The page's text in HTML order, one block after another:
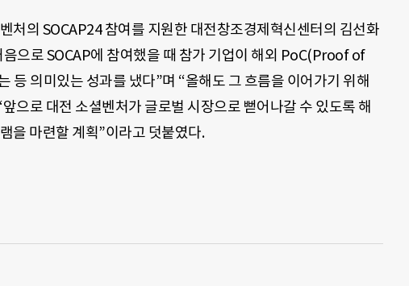
처의 SOCAP24 참여를 지원한 대전창조경제혁신센터의 김선화
으로 SOCAP에 참여했을 때 참가 기업이 해외 PoC(Proof of
등 의미있는 성과를 냈다”며 “올해도 그 흐름을 이어가기 위해
으로 대전 소셜벤처가 글로벌 시장으로 뻗어나갈 수 있도록 해
을 마련할 계획”이라고 덧붙였다.